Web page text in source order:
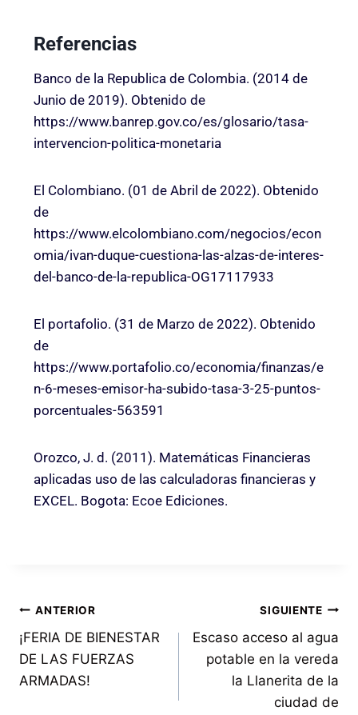
Referencias
Banco de la Republica de Colombia. (2014 de
Junio de 2019). Obtenido de
https://www.banrep.gov.co/es/glosario/tasa-
intervencion-politica-monetaria
El Colombiano. (01 de Abril de 2022). Obtenido
de
https://www.elcolombiano.com/negocios/econ
omia/ivan-duque-cuestiona-las-alzas-de-interes-
del-banco-de-la-republica-OG17117933
El portafolio. (31 de Marzo de 2022). Obtenido
de
https://www.portafolio.co/economia/finanzas/e
n-6-meses-emisor-ha-subido-tasa-3-25-puntos-
porcentuales-563591
Orozco, J. d. (2011). Matemáticas Financieras
aplicadas uso de las calculadoras financieras y
EXCEL. Bogota: Ecoe Ediciones.
ANTERIOR
¡FERIA DE BIENESTAR
DE LAS FUERZAS
ARMADAS!
SIGUIENTE
Escaso acceso al agua
potable en la vereda
la Llanerita de la
ciudad de